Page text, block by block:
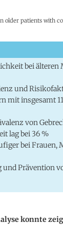
older patients with
bei
und
mit insgesamt
von
lag bei 36 %
bei Frauen,
Prävention
konnte